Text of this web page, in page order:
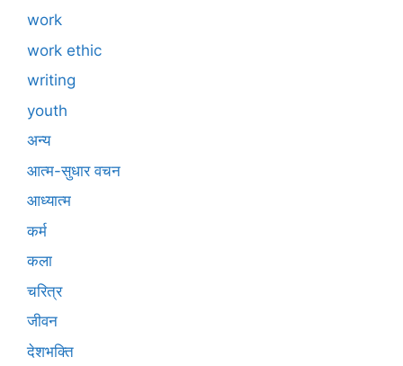
work
work ethic
writing
youth
अन्य
आत्म-सुधार वचन
आध्यात्म
कर्म
कला
चरित्र
जीवन
देशभक्ति